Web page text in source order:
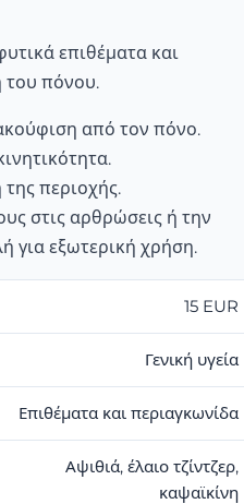
επιθέματα και
του πόνου.
από τον πόνο.
περιοχής.
στις αρθρώσεις ή την
για εξωτερική χρήση.
15 EUR
Γενική υγεία
Επιθέματα και περιαγκωνίδα
Αψιθιά, έλαιο τζίντζερ,
καψαϊκίνη